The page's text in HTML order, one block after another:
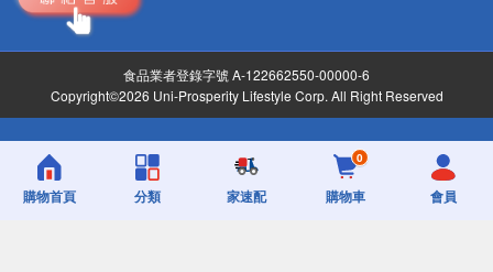
食品業者登錄字號 A-122662550-00000-6
Copyright©2026 Uni-Prosperity Lifestyle Corp. All Right Reserved
購物首頁 分類 家速配
0
購物車 會員